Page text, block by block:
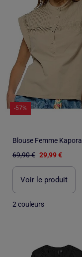
-57%
Blouse Femme Kaporal
69,90 € 29,99 €
Voir le produit
2 couleurs